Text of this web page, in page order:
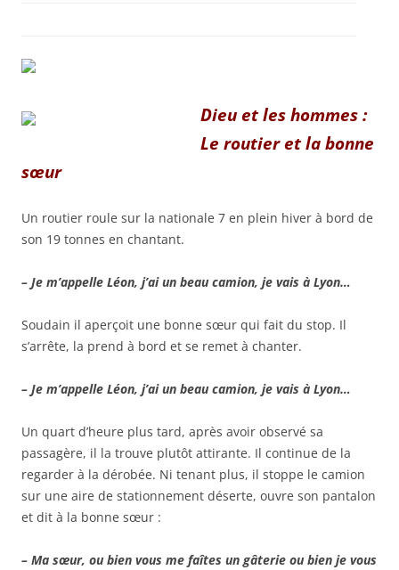
Dieu et les hommes :
Le routier et la bonne
sœur
Un routier roule sur la nationale 7 en plein hiver à bord de
son 19 tonnes en chantant.
– Je m’appelle Léon, j’ai un beau camion, je vais à Lyon…
Soudain il aperçoit une bonne sœur qui fait du stop. Il
s’arrête, la prend à bord et se remet à chanter.
– Je m’appelle Léon, j’ai un beau camion, je vais à Lyon…
Un quart d’heure plus tard, après avoir observé sa
passagère, il la trouve plutôt attirante. Il continue de la
regarder à la dérobée. Ni tenant plus, il stoppe le camion
sur une aire de stationnement déserte, ouvre son pantalon
et dit à la bonne sœur :
– Ma sœur, ou bien vous me faîtes un gâterie ou bien je vous